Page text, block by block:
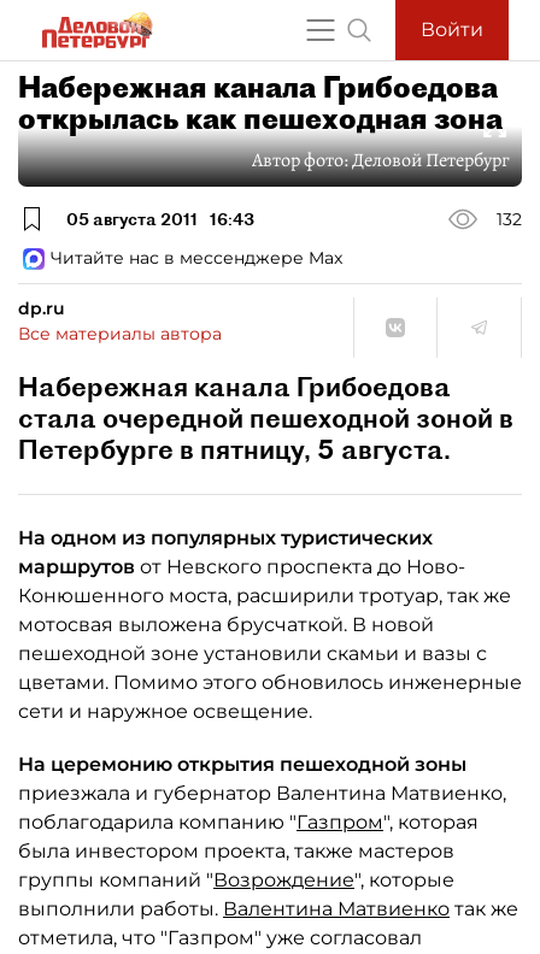
Войти
Набережная канала Грибоедова
открылась как пешеходная зона
Автор фото:Деловой Петербург
05 августа 2011 16:43
132
Читайте нас в мессенджере Max
dp.ru
Все материалы автора
Набережная канала Грибоедова
стала очередной пешеходной зоной в
Петербурге в пятницу, 5 августа.
На одном из популярных туристических
маршрутов от Невского проспекта до Ново-
Конюшенного моста, расширили тротуар, так же
мотосвая выложена брусчаткой. В новой
пешеходной зоне установили скамьи и вазы с
цветами. Помимо этого обновилось инженерные
сети и наружное освещение.
На церемонию открытия пешеходной зоны
приезжала и губернатор Валентина Матвиенко,
поблагодарила компанию "Газпром", которая
была инвестором проекта, также мастеров
группы компаний "Возрождение", которые
выполнили работы. Валентина Матвиенко так же
отметила, что "Газпром" уже согласовал